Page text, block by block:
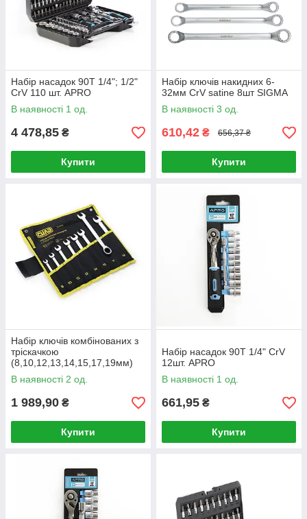
Набір насадок 90T 1/4"; 1/2"
CrV 110 шт. APRO
В наявності 1 од.
4 478,85 ₴
Купити
Набір ключів накидних 6-
32мм CrV satine 8шт SIGMA
В наявності 3 од.
610,42 ₴ 656,37 ₴
Купити
Набір ключів комбінованих з
тріскачкою
(8,10,12,13,14,15,17,19мм)
CrV 8шт + чохол СИЛА
В наявності 2 од.
1 989,90 ₴
Купити
Набір насадок 90T 1/4" CrV
12шт. APRO
В наявності 1 од.
661,95 ₴
Купити